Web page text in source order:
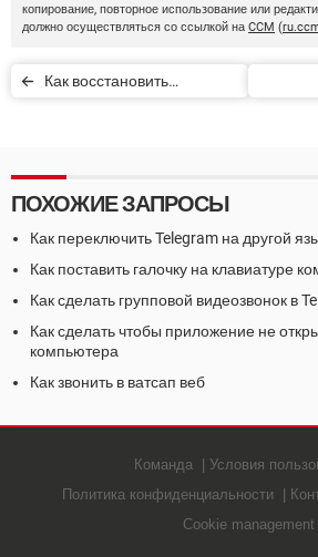
копирование, повторное использование или
должно осуществляться со ссылкой на CCM (
Как восстановить
ПОХОЖИЕ ЗАПРОСЫ
Как переключить Telegram на другой
Как поставить галочку на клавиатуре
Как сделать групповой видеозвонок в
Как сделать чтобы приложение не
компьютера
Как звонить в ватсап веб
Команда
Условия
Политика конфиденциальности
Cookie management